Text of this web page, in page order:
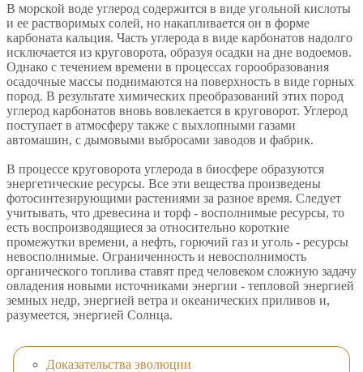
В морской воде углерод содержится в виде угольной кислоты
и ее растворимых солей, но накапливается он в форме
карбоната кальция. Часть углерода в виде карбонатов надолго
исключается из круговорота, образуя осадки на дне водоемов.
Однако с течением времени в процессах горообразования
осадочные массы поднимаются на поверхность в виде горных
пород. В результате химических преобразований этих пород
углерод карбонатов вновь вовлекается в круговорот. Углерод
поступает в атмосферу также с выхлопными газами
автомашин, с дымовыми выбросами заводов и фабрик.
В процессе круговорота углерода в биосфере образуются
энергетические ресурсы. Все эти вещества произведены
фотосинтезирующими растениями за разное время. Следует
учитывать, что древесина и торф - восполнимые ресурсы, то
есть воспроизводящиеся за относительно короткие
промежутки времени, а нефть, горючий газ и уголь - ресурсы
невосполнимые. Ограниченность и невосполнимость
органического топлива ставят пред человеком сложную задачу
овладения новыми источниками энергии - тепловой энергией
земных недр, энергией ветра и океанических приливов и,
разумеется, энергией Солнца.
Доказательства эволюции